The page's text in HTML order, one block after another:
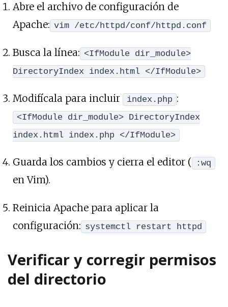
Abre el archivo de configuración de
Apache: vim /etc/httpd/conf/httpd.conf
Busca la línea: <IfModule dir_module>
DirectoryIndex index.html </IfModule>
Modifícala para incluir index.php :
<IfModule dir_module> DirectoryIndex
index.html index.php </IfModule>
Guarda los cambios y cierra el editor ( :wq
en Vim).
Reinicia Apache para aplicar la
configuración: systemctl restart httpd
Verificar y corregir permisos
del directorio